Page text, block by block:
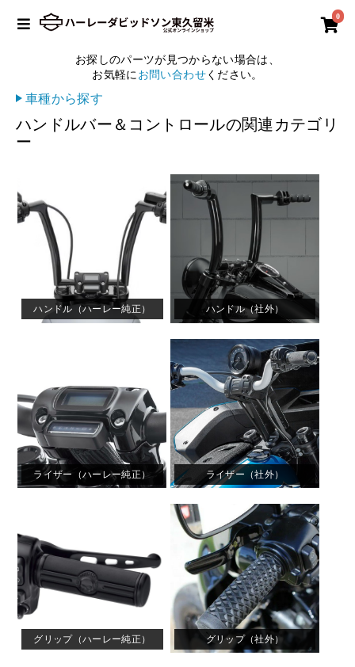
0
お探しのパーツが見つからない場合は、
お気軽に お問い合わせください。
車種から探す
ハンドルバー＆コントロールの関連カテゴリ
ー
ハンドル（ハーレー純正） ハンドル（社外）
ライザー（ハーレー純正） ライザー（社外）
グリップ（ハーレー純正） グリップ（社外）